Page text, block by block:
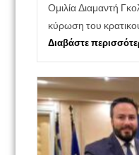
Ομιλία Διαμαντή
κύρωση του
Διαβάστε